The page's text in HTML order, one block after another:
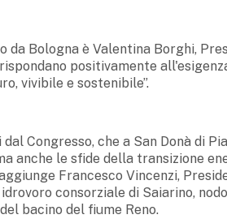
da Bologna è Valentina Borghi,
positivamente
vivibile e sostenibile”.
dal Congresso, che a San Donà di
anche le sfide della transizione
Francesco Vincenzi,
consorziale di Saiarino,
bacino del fiume Reno.